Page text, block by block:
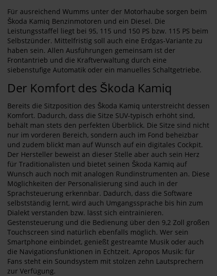
Für ausreichend Wumms unter der Motorhaube sorgen beim
Škoda Kamiq Benzinmotoren und ein Diesel. Die
Leistungsstaffel liegt bei 95, 115 und 150 PS bzw. 115 PS beim
Selbstzünder. Mittelfristig soll auch eine Erdgas-Variante zu
haben sein. Allen Ausführungen gemeinsam ist der
Frontantrieb und die Kraftverwaltung durch eine
siebenstufige Automatik oder ein manuelles Schaltgetriebe.
Der Komfort des Škoda Kamiq
Bereits die Sitzposition des Škoda Kamiq unterstreicht dessen
Komfort. Dadurch, dass die Sitze SUV-typisch erhöht sind,
behält man stets den perfekten Überblick. Die Sitze sind nicht
nur im vorderen Bereich, sondern auch im Fond beheizbar
und zudem blickt man auf Wunsch auf ein digitales Cockpit.
Der Hersteller beweist an dieser Stelle aber auch sein Herz
für Traditionalisten und bietet seinen Škoda Kamiq auf
Wunsch auch noch mit analogen Rundinstrumenten an. Diese
Möglichkeiten der Personalisierung sind auch in der
Sprachsteuerung erkennbar. Dadurch, dass die Software
selbstständig lernt, wird auch Umgangssprache bis hin zum
Dialekt verstanden bzw. lässt sich eintrainieren.
Gestensteuerung und die Bedienung über den 9,2 Zoll großen
Touchscreen sind natürlich ebenfalls möglich. Wer sein
Smartphone einbindet, genießt gestreamte Musik oder auch
die Navigationsfunktionen in Echtzeit. Apropos Musik: für
Fans steht ein Soundsystem mit stolzen zehn Lautsprechern
zur Verfügung.